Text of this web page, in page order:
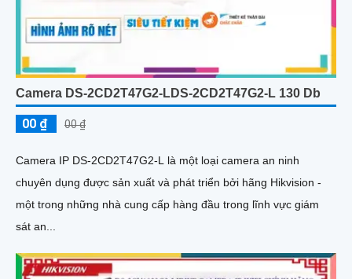
Camera DS-2CD2T47G2-LDS-2CD2T47G2-L 130 Db
00 ₫ 00 ₫
Camera IP DS-2CD2T47G2-L là một loại camera an ninh
chuyên dụng được sản xuất và phát triển bởi hãng Hikvision -
một trong những nhà cung cấp hàng đầu trong lĩnh vực giám
sát an...